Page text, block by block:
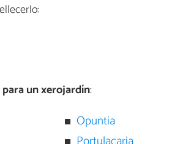
un xerojardín:
Opuntia